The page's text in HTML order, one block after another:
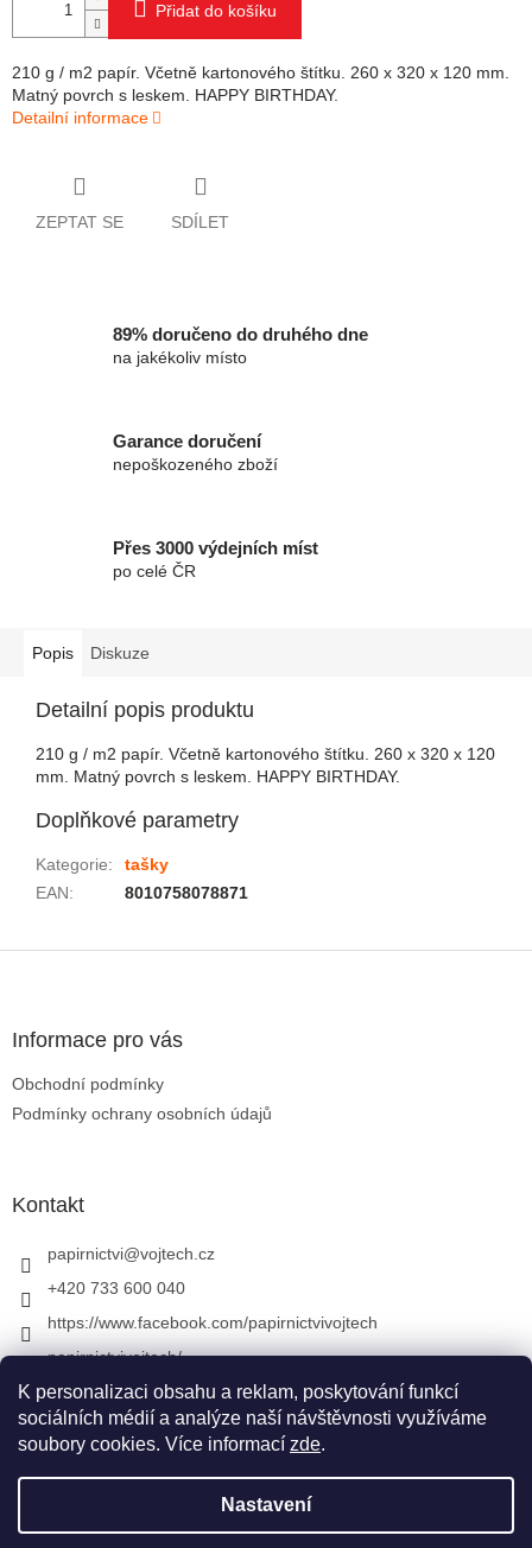
K personalizaci obsahu a reklam, poskytování funkcí
sociálních médií a analýze naší návštěvnosti využíváme
soubory cookies. Více informací zde.
Nastavení
Přidat do košíku
210 g / m2 papír. Včetně kartonového štítku. 260 x 320 x 120 mm.
Matný povrch s leskem. HAPPY BIRTHDAY.
Detailní informace
ZEPTAT SE SDÍLET
89% doručeno do druhého dne
na jakékoliv místo
Garance doručení
nepoškozeného zboží
Přes 3000 výdejních míst
po celé ČR
Popis Diskuze
Detailní popis produktu
210 g / m2 papír. Včetně kartonového štítku. 260 x 320 x 120
mm. Matný povrch s leskem. HAPPY BIRTHDAY.
Doplňkové parametry
Kategorie:
tašky
EAN: 8010758078871
Informace pro vás
Obchodní podmínky
Podmínky ochrany osobních údajů
Kontakt
papirnictvi@vojtech.cz
+420 733 600 040
https://www.facebook.com/papirnictvivojtech
papirnictvivojtech/
+420 733 600 040
Vytvořil Shoptet&